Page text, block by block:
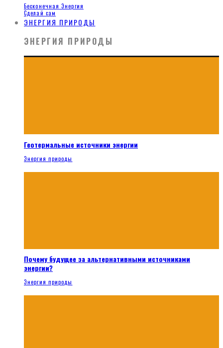
Бесконечная Энергия
Сделай сам
ЭНЕРГИЯ ПРИРОДЫ
ЭНЕРГИЯ ПРИРОДЫ
Геотермальные источники энергии
Энергия природы
Почему будущее за альтернативными источниками
энергии?
Энергия природы